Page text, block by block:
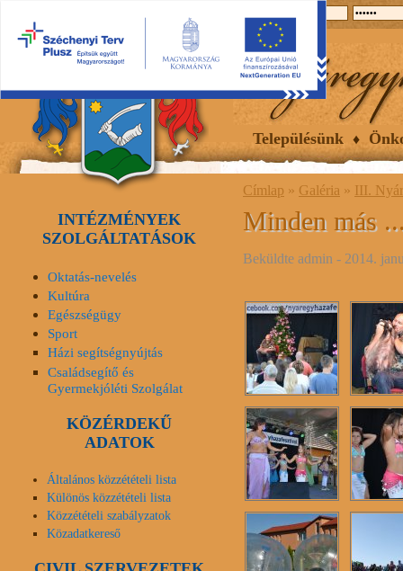
Településünk
Címlap » Galéria » III.
Minden más
Beküldte admin - 2014.
INTÉZMÉNYEK
SZOLGÁLTATÁSOK
Oktatás-nevelés
Kultúra
Egészségügy
Sport
Házi segítségnyújtás
Családsegítő és
Gyermekjóléti Szolgálat
KÖZÉRDEKŰ
ADATOK
Általános közzétételi lista
Különös közzétételi lista
Közzétételi szabályzatok
Közadatkereső